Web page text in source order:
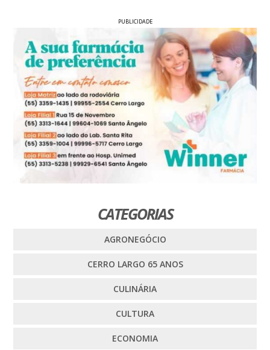
PUBLICIDADE
CATEGORIAS
AGRONEGÓCIO
CERRO LARGO 65 ANOS
CULINÁRIA
CULTURA
ECONOMIA